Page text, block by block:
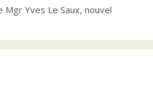
Mgr Yves Le Saux, nouvel